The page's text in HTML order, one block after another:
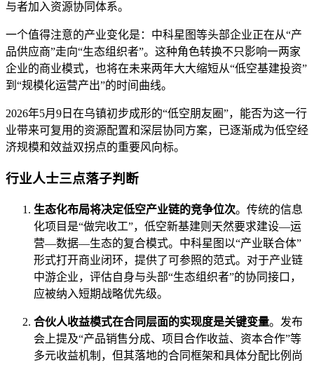
与者加入资源协同体系。
一个值得注意的产业变化是：中科星图等头部企业正在从“产
品供应商”走向“生态组织者”。这种角色转换不只影响一两家
企业的商业模式，也将在未来两年大大缩短从“低空基建投资”
到“规模化运营产出”的时间曲线。
2026年5月9日在乌镇初步成形的“低空朋友圈”，能否为这一行
业带来可复用的资源配置和深层协同方案，已逐渐成为低空经
济规模和效益双拐点的重要风向标。
行业人士三点落子判断
生态化布局将决定低空产业链的竞争位次。传统的信息
化项目是“做完收工”，低空新基建则天然要求建设—运
营—数据—生态的复合模式。中科星图以“产业联合体”
形式打开商业闭环，提供了可参照的范式。对于产业链
中游企业，评估自身与头部“生态组织者”的协同接口，
应被纳入短期战略优先级。
合伙人收益模式在合同层面的实现度是关键变量。发布
会上提及“产品销售分成、项目合作收益、资本合作”等
多元收益机制，但其落地的合同框架和具体分配比例尚